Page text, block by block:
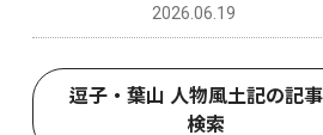
2026.06.19
逗子・葉山 人物風土記の記
検索